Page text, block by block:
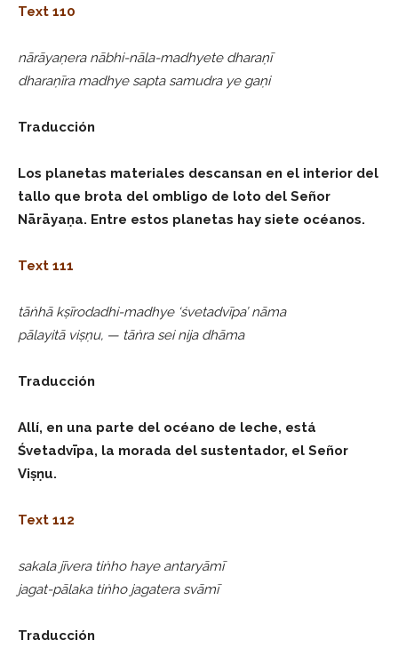
Text 110
nārāyaṇera nābhi-nāla-madhyete dharaṇī
dharaṇīra madhye sapta samudra ye gaṇi
Traducción
Los planetas materiales descansan en el interior del
tallo que brota del ombligo de loto del Señor
Nārāyaṇa. Entre estos planetas hay siete océanos.
Text 111
tāṅhā kṣīrodadhi-madhye ‘śvetadvīpa’ nāma
pālayitā viṣṇu, — tāṅra sei nija dhāma
Traducción
Allí, en una parte del océano de leche, está
Śvetadvīpa, la morada del sustentador, el Señor
Viṣṇu.
Text 112
sakala jīvera tiṅho haye antaryāmī
jagat-pālaka tiṅho jagatera svāmī
Traducción